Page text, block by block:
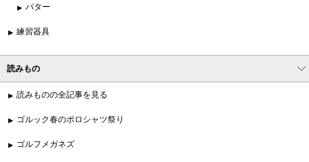
パター
練習器具
読みもの
読みものの全記事を見る
ゴルック春のポロシャツ祭り
ゴルフメガネズ